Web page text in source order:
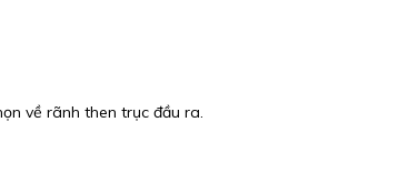
về rãnh then trục đầu ra.